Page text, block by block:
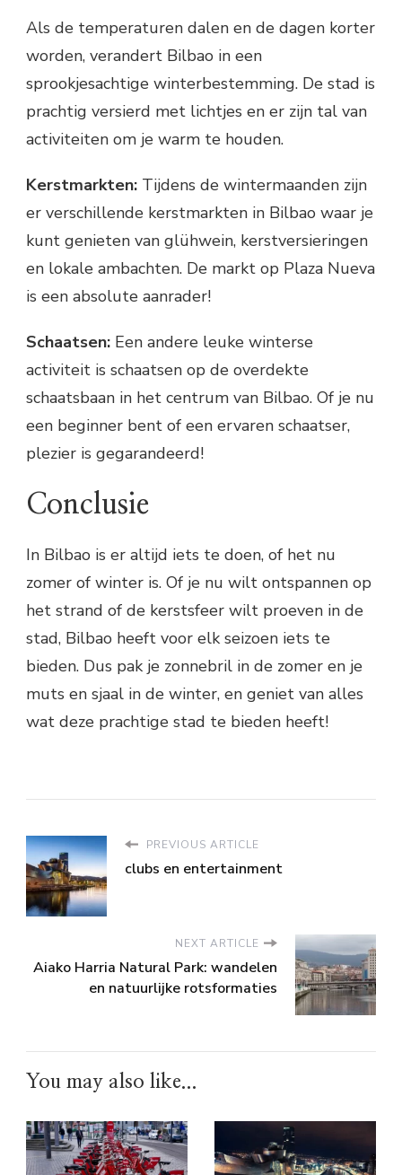
Als de temperaturen dalen en de dagen korter
worden, verandert Bilbao in een
sprookjesachtige winterbestemming. De stad is
prachtig versierd met lichtjes en er zijn tal van
activiteiten om je warm te houden.
Kerstmarkten: Tijdens de wintermaanden zijn
er verschillende kerstmarkten in Bilbao waar je
kunt genieten van glühwein, kerstversieringen
en lokale ambachten. De markt op Plaza Nueva
is een absolute aanrader!
Schaatsen: Een andere leuke winterse
activiteit is schaatsen op de overdekte
schaatsbaan in het centrum van Bilbao. Of je nu
een beginner bent of een ervaren schaatser,
plezier is gegarandeerd!
Conclusie
In Bilbao is er altijd iets te doen, of het nu
zomer of winter is. Of je nu wilt ontspannen op
het strand of de kerstsfeer wilt proeven in de
stad, Bilbao heeft voor elk seizoen iets te
bieden. Dus pak je zonnebril in de zomer en je
muts en sjaal in de winter, en geniet van alles
wat deze prachtige stad te bieden heeft!
PREVIOUS ARTICLE
clubs en entertainment
NEXT ARTICLE
Aiako Harria Natural Park: wandelen
en natuurlijke rotsformaties
You may also like...